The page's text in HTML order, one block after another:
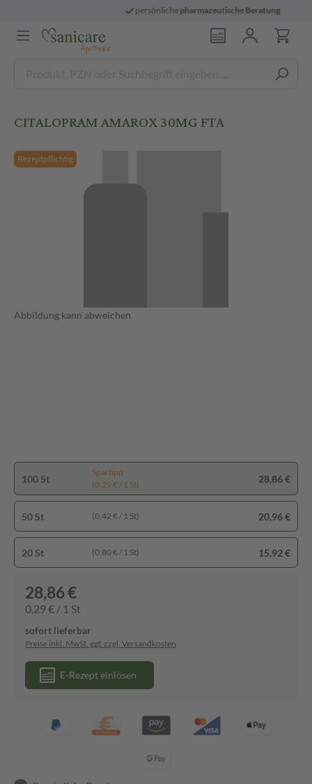
persönliche pharmazeutische Beratung
CITALOPRAM AMAROX 30MG FTA
Rezeptpflichtig
Abbildung kann abweichen
100 St
Spartipp
(0,29 € / 1 St)
28,86 €
50 St (0,42 € / 1 St) 20,96 €
20 St (0,80 € / 1 St) 15,92 €
28,86 €
0,29 € / 1 St
sofort lieferbar
Preise inkl. MwSt. ggf. zzgl. Versandkosten
E-Rezept einlösen